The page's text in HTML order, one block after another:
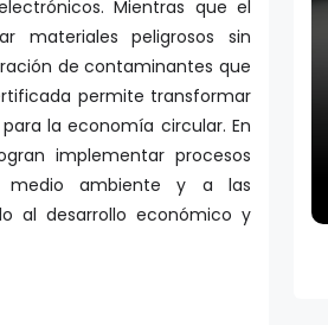
Mientras que el
materiales peligrosos sin
de contaminantes que
permite transformar
la economía circular. En
implementar procesos
medio ambiente y a las
al desarrollo económico y